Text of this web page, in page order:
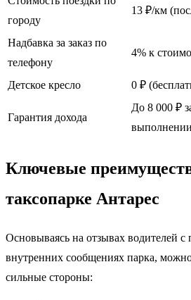
городу
13 ₽/км
Надбавка за заказ по
телефону
4% к
Детское кресло 0 ₽
Гарантия дохода
До 8 000 ₽
Ключевые
таксопарке Антарес
Основываясь на отзывах водителей
внутренних сообщениях парка,
сильные стороны: